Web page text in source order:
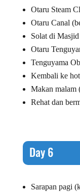
Otaru Steam
Otaru Canal
Solat di
Otaru
Tenguyama
Kembali ke
Makan malam
Rehat dan
Day 6
Sarapan pagi